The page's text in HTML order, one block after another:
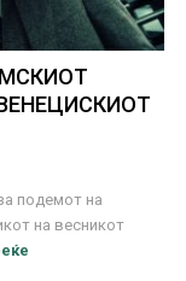
подемот на
на весникот